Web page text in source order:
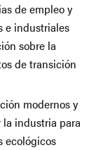
de empleo y
e industriales
sobre la
de transición
modernos y
la industria para
ecológicos